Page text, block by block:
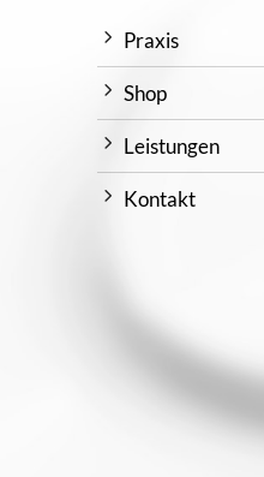
Praxis
Shop
Leistungen
Kontakt